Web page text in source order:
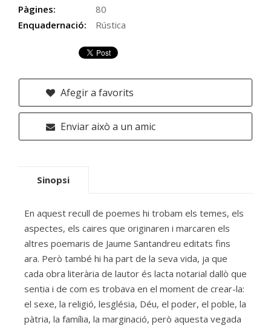
Pàgines:
80
Enquadernació:
Rústica
Afegir a favorits
Enviar això a un amic
Sinopsi
En aquest recull de poemes hi trobam els temes, els
aspectes, els caires que originaren i marcaren els
altres poemaris de Jaume Santandreu editats fins
ara. Però també hi ha part de la seva vida, ja que
cada obra literària de lautor és lacta notarial dallò que
sentia i de com es trobava en el moment de crear-la:
el sexe, la religió, lesglésia, Déu, el poder, el poble, la
pàtria, la família, la marginació, però aquesta vegada